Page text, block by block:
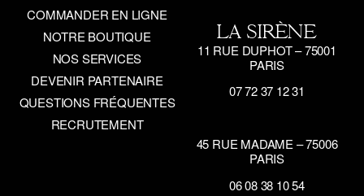
COMMANDER EN LIGNE
NOTRE BOUTIQUE
NOS SERVICES
DEVENIR PARTENAIRE
QUESTIONS FRÉQUENTES
RECRUTEMENT
LA SIRÈNE
11 RUE DUPHOT – 75001
PARIS
07 72 37 12 31
45 RUE MADAME – 75006
PARIS
06 08 38 10 54